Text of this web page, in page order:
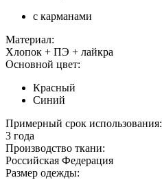
с карманами
Материал:
Хлопок + ПЭ + лайкра
Основной цвет:
Красный
Синий
Примерный срок использования:
3 года
Производство ткани:
Российская Федерация
Размер одежды: